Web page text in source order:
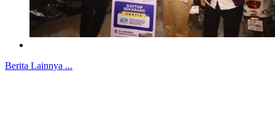
Berita Lainnya ...